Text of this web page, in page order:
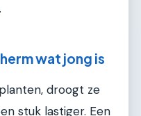
wat jong is
droogt ze
stuk lastiger. Een